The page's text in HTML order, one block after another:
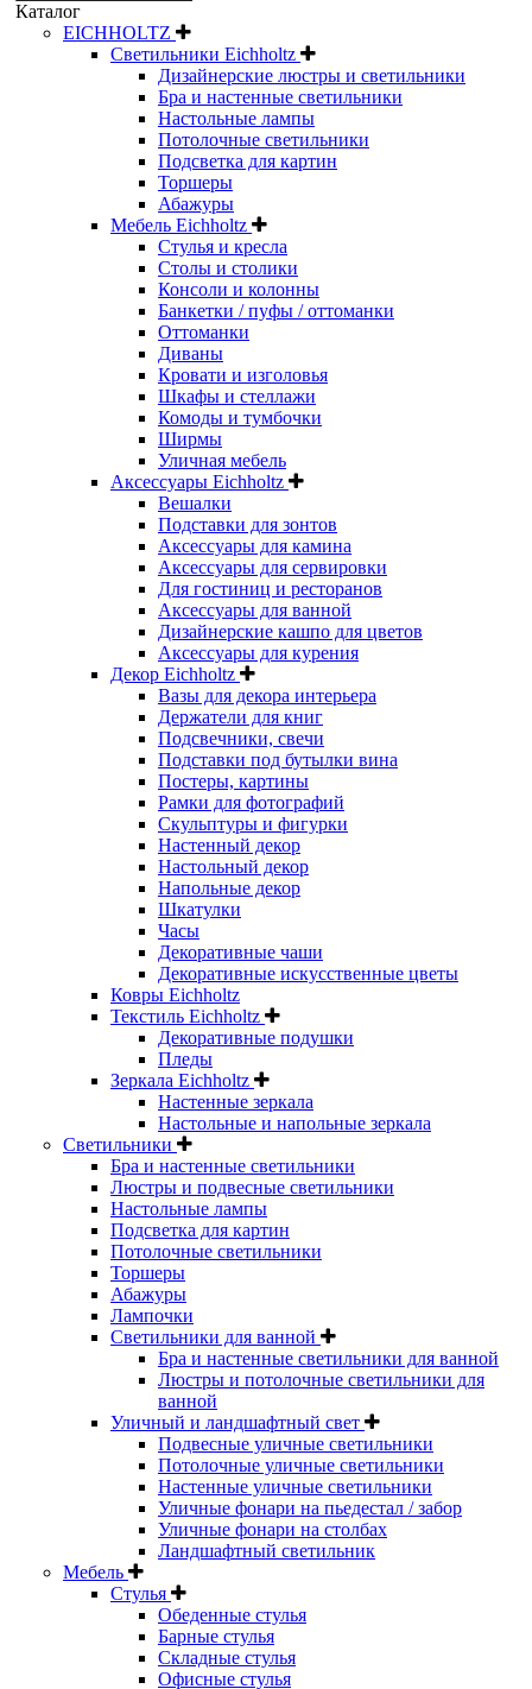
Каталог
EICHHOLTZ
Светильники Eichholtz
Дизайнерские люстры и светильники
Бра и настенные светильники
Настольные лампы
Потолочные светильники
Подсветка для картин
Торшеры
Абажуры
Мебель Eichholtz
Стулья и кресла
Столы и столики
Консоли и колонны
Банкетки / пуфы / оттоманки
Оттоманки
Диваны
Кровати и изголовья
Шкафы и стеллажи
Комоды и тумбочки
Ширмы
Уличная мебель
Аксессуары Eichholtz
Вешалки
Подставки для зонтов
Аксессуары для камина
Аксессуары для сервировки
Для гостиниц и ресторанов
Аксессуары для ванной
Дизайнерские кашпо для цветов
Аксессуары для курения
Декор Eichholtz
Вазы для декора интерьера
Держатели для книг
Подсвечники, свечи
Подставки под бутылки вина
Постеры, картины
Рамки для фотографий
Скульптуры и фигурки
Настенный декор
Настольный декор
Напольные декор
Шкатулки
Часы
Декоративные чаши
Декоративные искусственные цветы
Ковры Eichholtz
Текстиль Eichholtz
Декоративные подушки
Пледы
Зеркала Eichholtz
Настенные зеркала
Настольные и напольные зеркала
Светильники
Бра и настенные светильники
Люстры и подвесные светильники
Настольные лампы
Подсветка для картин
Потолочные светильники
Торшеры
Абажуры
Лампочки
Светильники для ванной
Бра и настенные светильники для ванной
Люстры и потолочные светильники для
ванной
Уличный и ландшафтный свет
Подвесные уличные светильники
Потолочные уличные светильники
Настенные уличные светильники
Уличные фонари на пьедестал / забор
Уличные фонари на столбах
Ландшафтный светильник
Мебель
Стулья
Обеденные стулья
Барные стулья
Складные стулья
Офисные стулья